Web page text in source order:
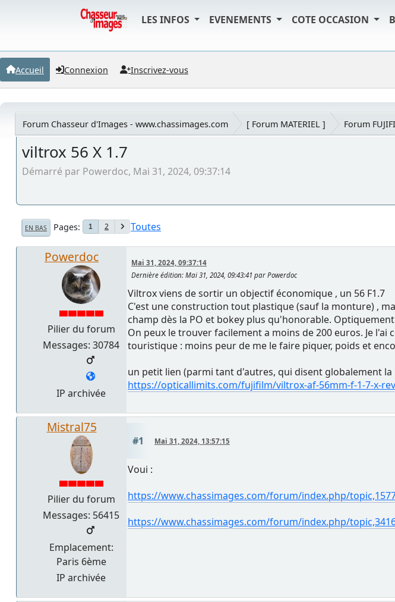
LES INFOS EVENEMENTS COTE OCCASION
Accueil Connexion Inscrivez-vous
Forum Chasseur d'Images - www.chassimages.com [ Forum MATERIEL ] Forum
viltrox 56 X 1.7
Démarré par Powerdoc, Mai 31, 2024, 09:37:14
EN BAS Pages 1 2 Toutes
Powerdoc
Pilier du forum
Messages: 30784
IP archivée
Mai 31, 2024, 09:37:14
Dernière édition: Mai 31, 2024, 09:43:41 par Powerdoc
Viltrox viens de sortir un objectif économique , un 56 F1.7
C'est une construction tout plastique (sauf la monture) ,
champ dès la PO et bokey plus qu'honorable.
On peux le trouver facilement a moins de 200 euros. Je
touristique : moins peur de me le faire piquer, poids et
un petit lien (parmi tant d'autres, qui disent globalement la
https://opticallimits.com/fujifilm/viltrox-af-56mm-f-1-7-x-
Mistral75
Pilier du forum
Messages: 56415
Emplacement:
Paris 6ème
IP archivée
#1 Mai 31, 2024, 13:57:15
Voui :
https://www.chassimages.com/forum/index.php/
https://www.chassimages.com/forum/index.php/